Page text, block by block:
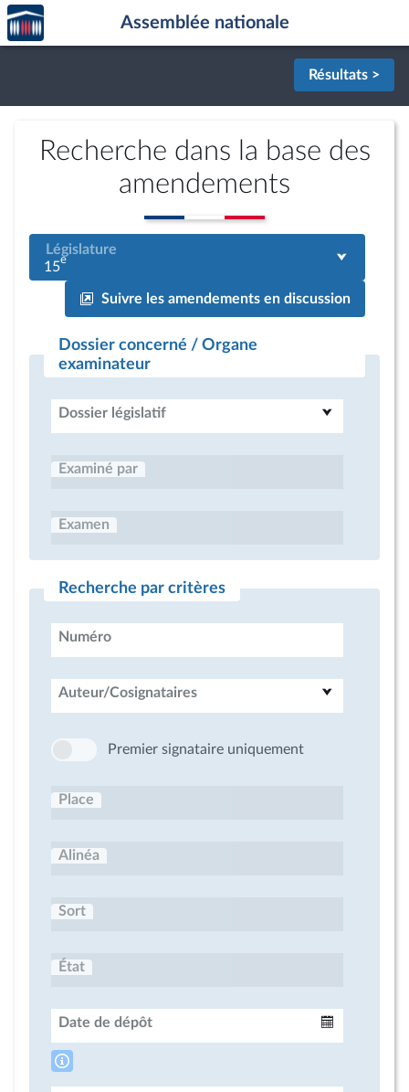
Aller au contenu
Aller en bas de la page
Accèder
à la
page
Assemblée nationale
Résultats >
Recherche dans la base des
amendements
Législature
15e
Suivre les amendements en discussion
Dossier concerné / Organe
examinateur
Dossier législatif
Examiné par
Examen
Recherche par critères
Numéro
Auteur/Cosignataires
Premier signataire uniquement
Place
Alinéa
Sort
État
Date de dépôt